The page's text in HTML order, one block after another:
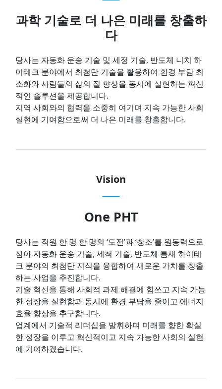
과학 기술로 더 나은 미래를 창출하
다
당사는 자동화 운송 기술 및 세정 기술, 반도체 니치 하
이테크 분야에서 최첨단 기술을 활용하여 환경 부담 최
소화와 사람들의 삶의 질 향상을 동시에 실현하는 혁신
적인 솔루션을 제공합니다.
지역 사회와의 협력을 소중히 여기며 지속 가능한 사회
실현에 기여함으로써 더 나은 미래를 창출합니다.
Vision
One PHT
당사는 직원 한 명 한 명의 ‘도전’과 ‘창조’를 원동력으로
삼아 자동화 운송 기술, 세척 기술, 반도체 틈새 하이테
크 분야의 최첨단 지식을 융합하여 새로운 가치를 창출
하는 사업을 추진합니다.
기술 혁신을 통해 사회적 과제 해결에 힘쓰고 지속 가능
한 성장을 실현함과 동시에 환경 부담을 줄이고 에너지
효율 향상을 추구합니다.
업계에서 기술적 리더십을 발휘하며 미래를 향한 확실
한 성장을 이루고 혁신적이고 지속 가능한 사회의 실현
에 기여하겠습니다.